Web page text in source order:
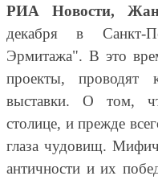
РИА Новости,
декабря в Санкт-
Эрмитажа". В это
проекты, проводят
выставки. О том,
столице, и прежде
глаза чудовищ.
античности и их